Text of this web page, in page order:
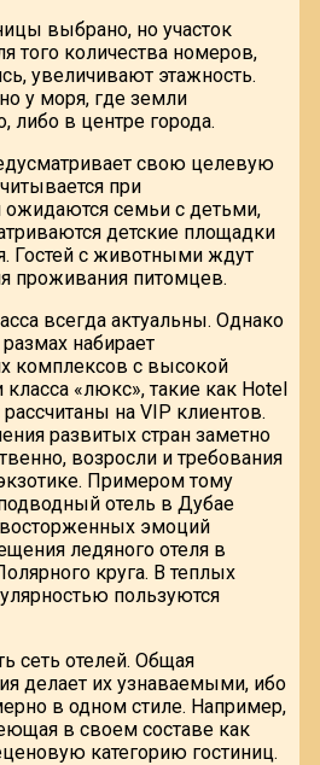
выбрано, но участок
того количества номеров,
увеличивают этажность.
у моря, где земли
либо в центре города.
свою целевую
при
ожидаются семьи с детьми,
детские площадки
Гостей с животными ждут
проживания питомцев.
всегда актуальны. Однако
набирает
комплексов с высокой
«люкс», такие как Hotel
на VIP клиентов.
развитых стран заметно
возросли и требования
Примером тому
отель в Дубае
эмоций
ледяного отеля в
круга. В теплых
пользуются
сеть отелей. Общая
делает их узнаваемыми, ибо
в одном стиле. Например,
в своем составе как
категорию гостиниц.